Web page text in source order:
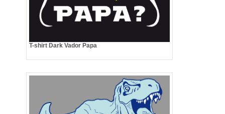
T-shirt Dark Vador Papa